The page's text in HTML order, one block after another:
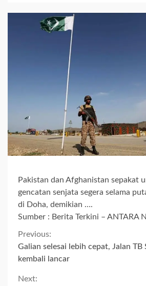
Pakistan dan Afghanistan sepakat
gencatan senjata segera selama
di Doha, demikian ….
Sumber : Berita Terkini – ANTARA
Continue
Reading
Previous:
Galian selesai lebih cepat, Jalan TB
kembali lancar
Next: